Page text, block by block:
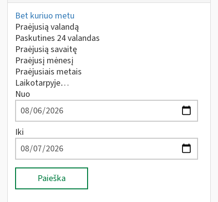
Bet kuriuo metu
Praėjusią valandą
Paskutines 24 valandas
Praėjusią savaitę
Praėjusį mėnesį
Praėjusiais metais
Laikotarpyje…
Nuo
Iki
Paieška